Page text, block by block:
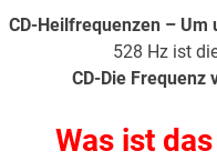
CD-Heilfrequenzen –
528 Hz ist
CD-Die Frequenz
Was ist